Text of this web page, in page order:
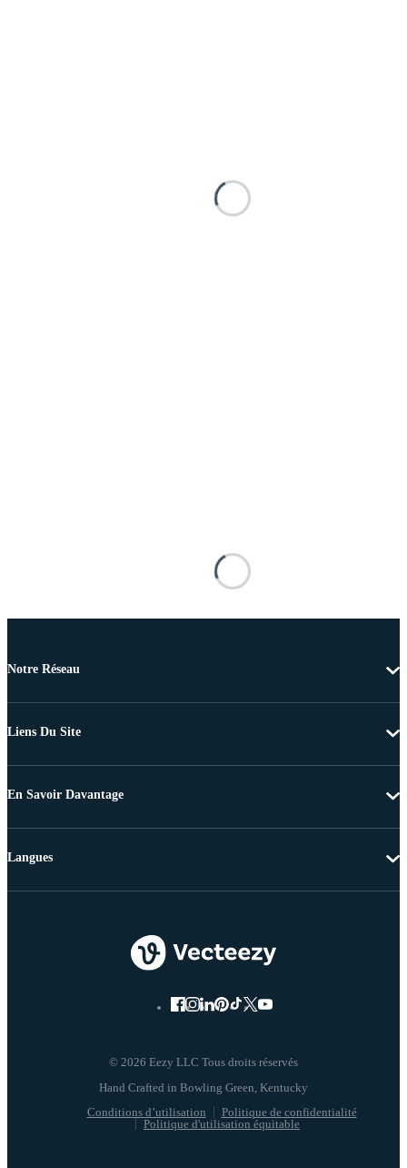
Notre Réseau
Liens Du Site
En Savoir Davantage
© 2026 Eezy LLC Tous droits réservés
Conditions d’utilisation
Politique de confidentialité
Politique d'utilisation équitable
Langues